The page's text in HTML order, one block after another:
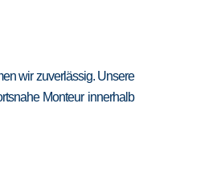
wir zuverlässig. Unsere
Monteur innerhalb